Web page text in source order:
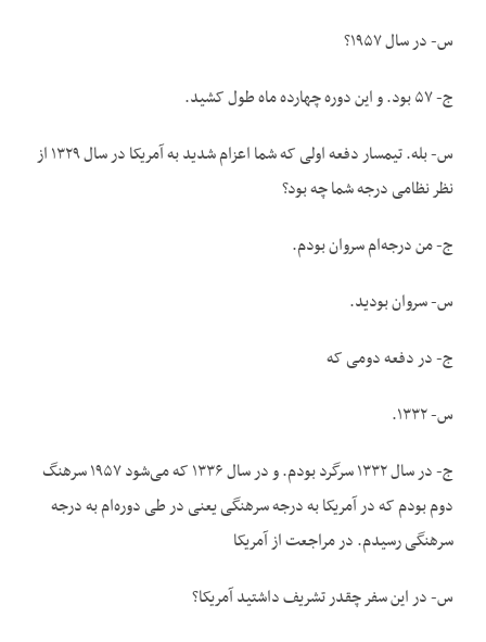
س- در سال ۱۹۵۷؟
ج- ۵۷ بود. و این دوره چهارده ماه طول کشید.
س- بله. تیمسار دفعه اولی که شما اعزام شدید به آمریکا در سال ۱۳۲۹ از
نظر نظامی درجه شما چه بود؟
ج- من درجه‌ام سروان بودم.
س- سروان بودید.
ج- در دفعه دومی که
س- ۱۳۳۲.
ج- در سال ۱۳۳۲ سرگرد بودم. و در سال ۱۳۳۶ که می‌شود ۱۹۵۷ سرهنگ
دوم بودم که در آمریکا به درجه سرهنگی یعنی در طی دوره‌ام به درجه
سرهنگی رسیدم. در مراجعت از آمریکا
س- در این سفر چقدر تشریف داشتید آمریکا؟